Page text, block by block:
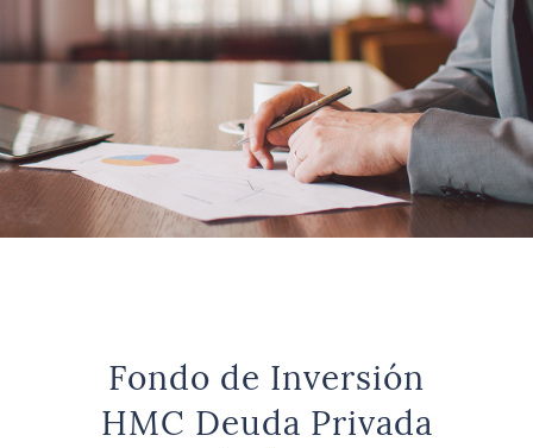
Fondo de Inversión
HMC Deuda Privada